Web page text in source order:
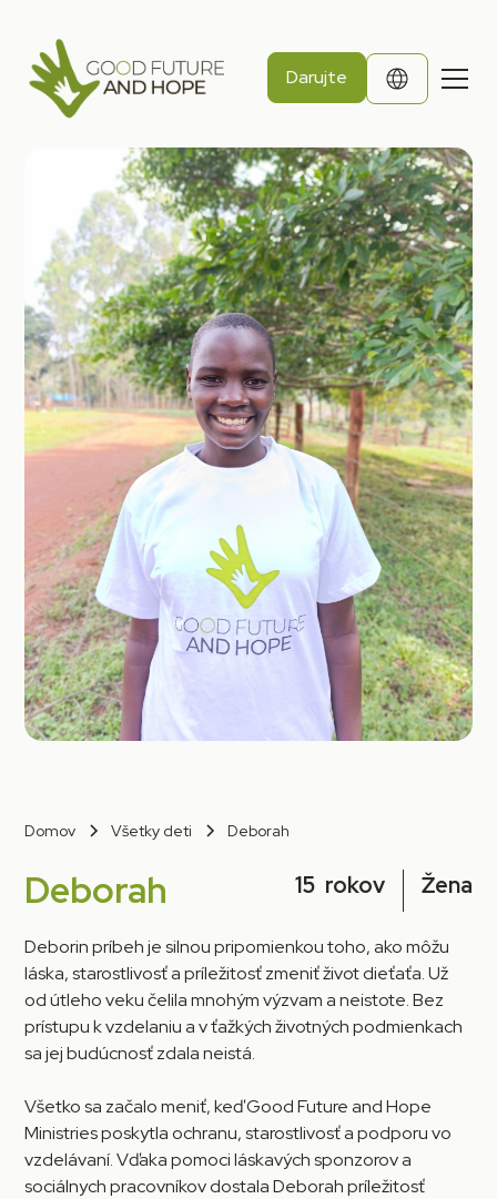
Darujte
Domov Všetky deti Deborah
Deborah 15 rokov Žena
Deborin príbeh je silnou pripomienkou toho, ako môžu
láska, starostlivosť a príležitosť zmeniť život dieťaťa. Už
od útleho veku čelila mnohým výzvam a neistote. Bez
prístupu k vzdelaniu a v ťažkých životných podmienkach
sa jej budúcnosť zdala neistá.
Všetko sa začalo meniť, keď Good Future and Hope
Ministries poskytla ochranu, starostlivosť a podporu vo
vzdelávaní. Vďaka pomoci láskavých sponzorov a
sociálnych pracovníkov dostala Deborah príležitosť